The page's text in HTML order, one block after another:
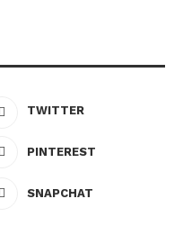
TWITTER
PINTEREST
SNAPCHAT